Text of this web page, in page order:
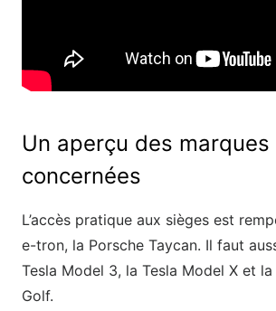
Un aperçu des marques
concernées
L’accès pratique aux sièges est
e-tron, la Porsche Taycan. Il faut
Tesla Model 3, la Tesla Model X et
Golf.